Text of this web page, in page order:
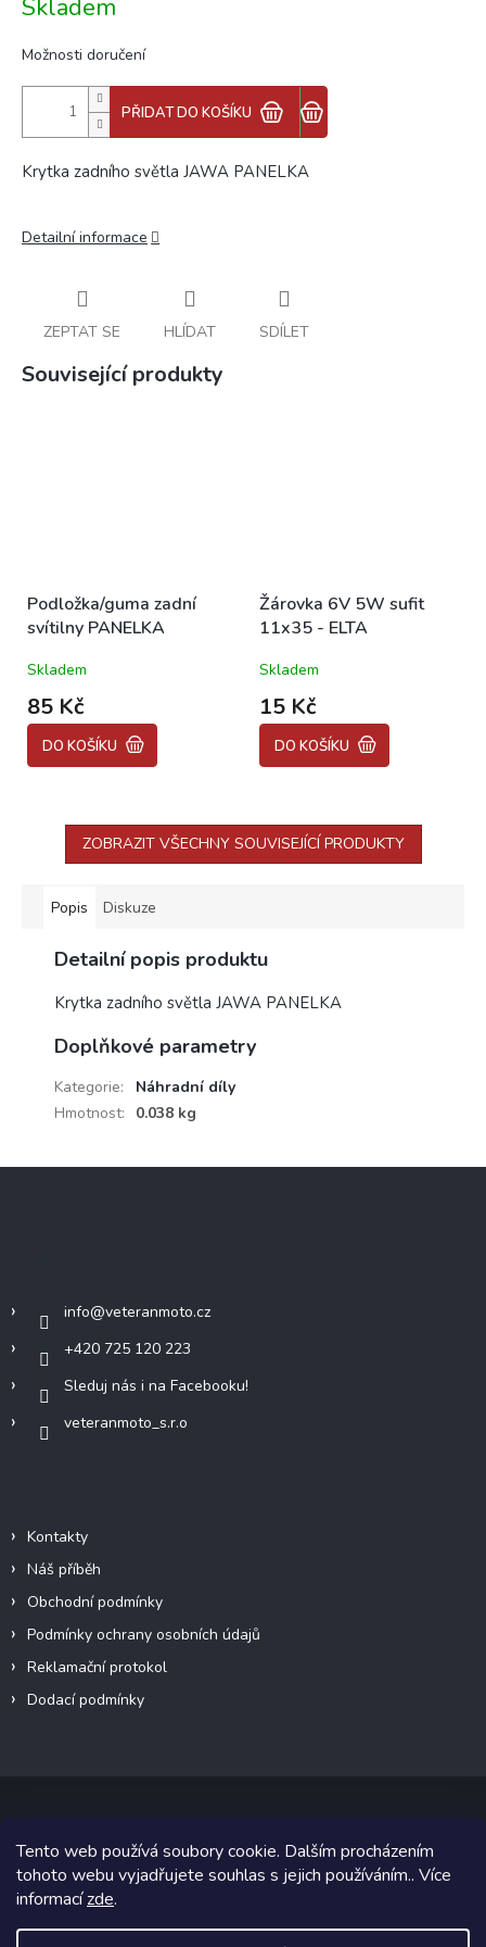
Tento web používá soubory cookie. Dalším procházením
tohoto webu vyjadřujete souhlas s jejich používáním.. Více
informacízde.
cena:
Skladem
Možnosti doručení
PŘIDAT DO KOŠÍKU
Krytka zadního světla JAWA PANELKA
Detailní informace
ZEPTAT SE HLÍDAT SDÍLET
Související produkty
Podložka/guma zadní
svítilny PANELKA
Skladem
85 Kč
DO KOŠÍKU
Žárovka 6V 5W sufit
11x35 - ELTA
Skladem
15 Kč
DO KOŠÍKU
ZOBRAZIT VŠECHNY SOUVISEJÍCÍ PRODUKTY
Popis Diskuze
Detailní popis produktu
Krytka zadního světla JAWA PANELKA
Doplňkové parametry
Kategorie:
Náhradní díly
Hmotnost: 0.038 kg
info@veteranmoto.cz
+420 725 120 223
Sleduj nás i na Facebooku!
veteranmoto_s.r.o
Kontakty
Náš příběh
Obchodní podmínky
Podmínky ochrany osobních údajů
Reklamační protokol
Dodací podmínky
Copyright 2026VeteránMoto s.r.o.. Všechna práva vyhrazena.
Grafický návrh vytvořil a na Shoptet implementoval
Shoptetak.cz.